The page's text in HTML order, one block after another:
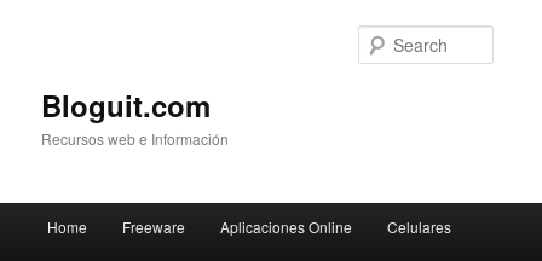
Bloguit.com
Recursos web e Información
Skip
Home Freeware Aplicaciones Online Celulares